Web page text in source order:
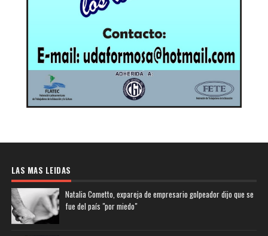
LAS MAS LEIDAS
Natalia Cometto, expareja de empresario golpeador dijo que se
fue del país "por miedo"